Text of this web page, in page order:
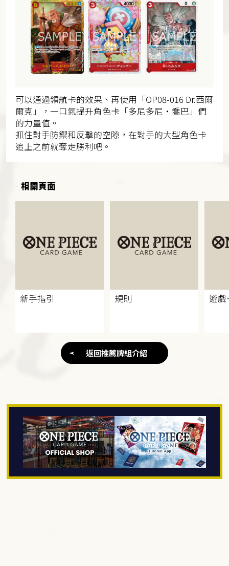
可以通過領航卡的效果、再使用「OP08-016 Dr.西爾
爾克」，一口氣提升角色卡「多尼多尼・喬巴」們
的力量值。
抓住對手防禦和反擊的空隙，在對手的大型角色卡
追上之前就奪走勝利吧。
相關頁面
新手指引 規則 遊
返回推薦牌組介紹